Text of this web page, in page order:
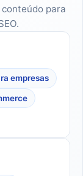
para
empresas